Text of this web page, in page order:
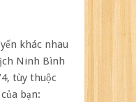
khác nhau
Ninh Bình
tùy thuộc
bạn: